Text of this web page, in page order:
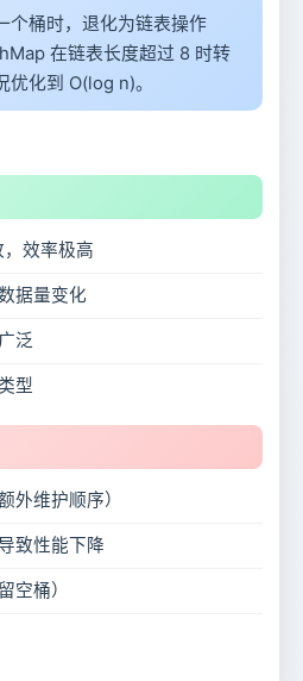
个桶时，退化为链表操作
在链表长度超过 8 时转
化到 O(log n)。
效率极高
据量变化
泛
型
外维护顺序）
致性能下降
空桶）